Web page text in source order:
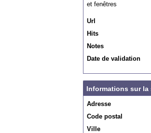
et fenêtres
Url
Hits
Notes
Date de validation
Informations sur la
Adresse
Code postal
Ville